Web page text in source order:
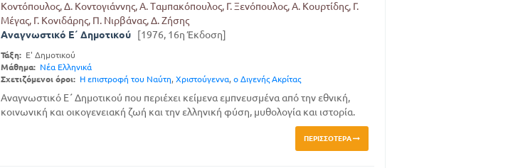
Κοντόπουλος, Δ. Κοντογιάννης, Α. Ταμπακόπουλος, Γ. Ξενόπουλος, Α. Κουρτίδης, Γ.
Μέγας, Γ. Κονιδάρης, Π. Νιρβάνας, Δ. Ζήσης
Αναγνωστικό Ε΄ Δημοτικού
[1976, 16η Έκδοση]
Τάξη:Ε' Δημοτικού
Μάθημα: Νέα Ελληνικά
Σχετιζόμενοι όροι: Η επιστροφή του Ναύτη, Χριστούγεννα, ο Διγενής Ακρίτας
Αναγνωστικό Ε΄ Δημοτικού που περιέχει κείμενα εμπνευσμένα από την εθνική,
κοινωνική και οικογενειακή ζωή και την ελληνική φύση, μυθολογία και ιστορία.
ΠΕΡΙΣΣΌΤΕΡΑ